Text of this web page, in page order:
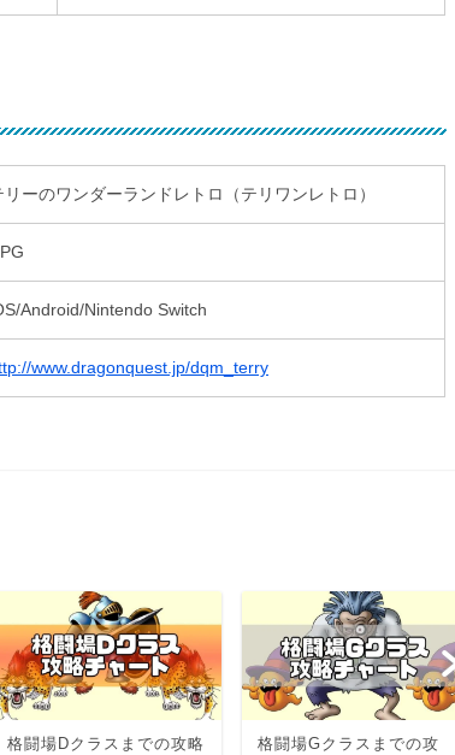
リーのワンダーランドレトロ（テリワンレトロ）
Android/Nintendo Switch
www.dragonquest.jp/dqm_terry
格闘場Dクラスまでの攻略
格闘場Gクラスまでの攻